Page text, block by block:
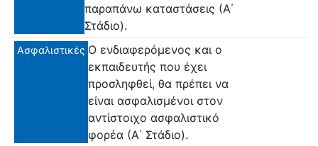
παραπάνω καταστάσεις (Α΄
Στάδιο).
Ασφαλιστικές Ο ενδιαφερόμενος και ο
εκπαιδευτής που έχει
προσληφθεί, θα πρέπει να
είναι ασφαλισμένοι στον
αντίστοιχο ασφαλιστικό
φορέα (Α΄ Στάδιο).